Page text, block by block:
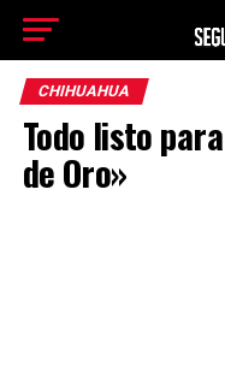
CHIHUAHUA
Todo listo
de Oro»